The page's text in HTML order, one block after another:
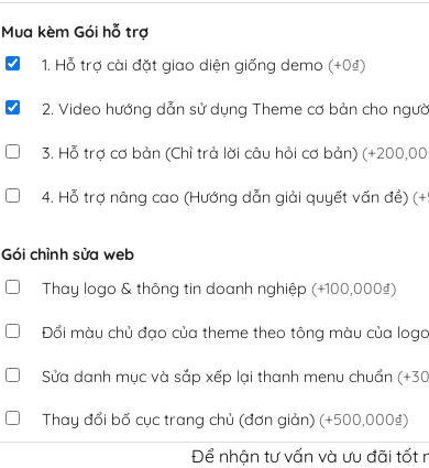
Mua kèm Gói hỗ trợ
1. Hỗ trợ cài đặt giao diện giống demo (+0₫)
2. Video hướng dẫn sử dụng Theme cơ bản cho
3. Hỗ trợ cơ bản (Chỉ trả lời câu hỏi cơ bản)
4. Hỗ trợ nâng cao (Hướng dẫn giải quyết vấn đề)
Gói chỉnh sửa web
Thay logo & thông tin doanh nghiệp (+100,000₫)
Đổi màu chủ đạo của theme theo tông màu của logo
Sửa danh mục và sắp xếp lại thanh menu chuẩn
Thay đổi bố cục trang chủ (đơn giản) (+500,000₫)
Tích hợp thanh toán QR Code ngân hàng
Để nhận tư vấn và ưu đãi tốt